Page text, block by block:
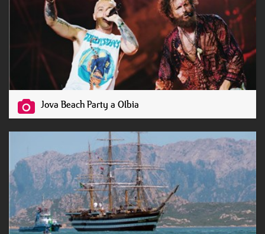
Jova Beach Party a Olbia